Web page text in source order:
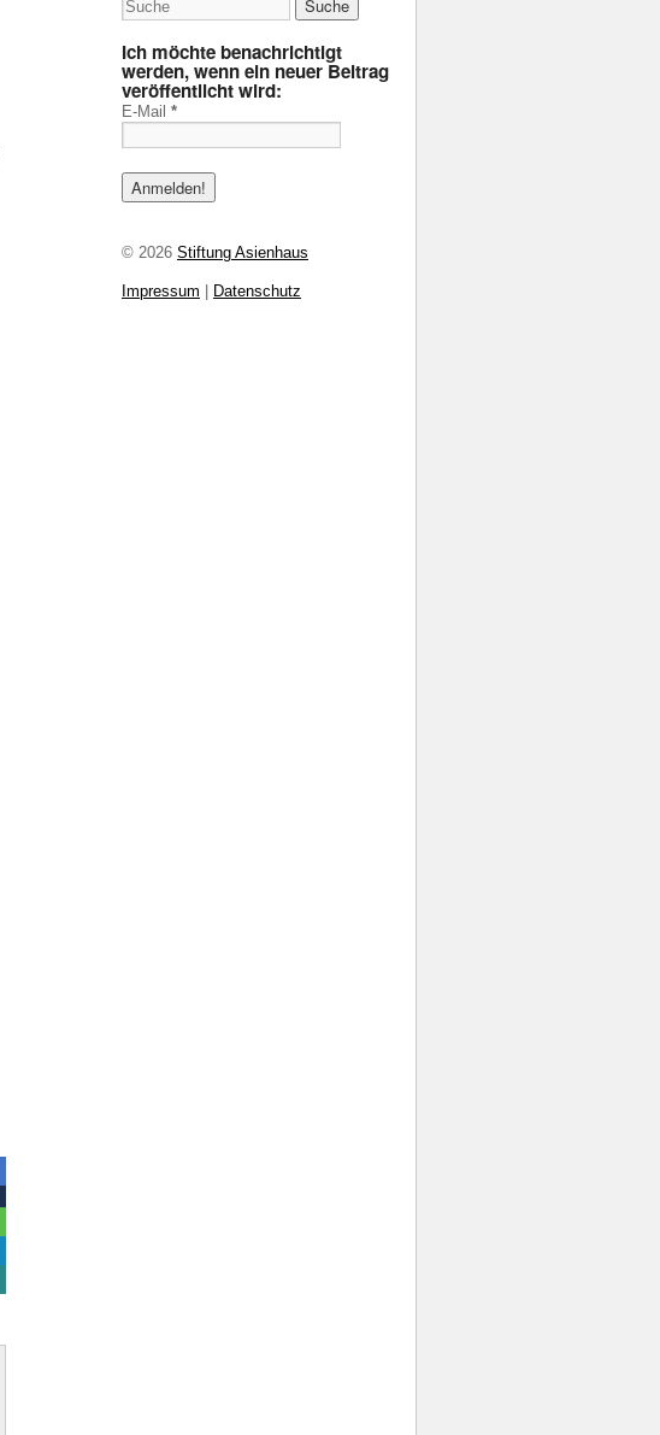
Ich möchte benachrichtigt
werden, wenn ein neuer Beitrag
veröffentlicht wird:
E-Mail *
© 2026 Stiftung Asienhaus
Impressum Datenschutz